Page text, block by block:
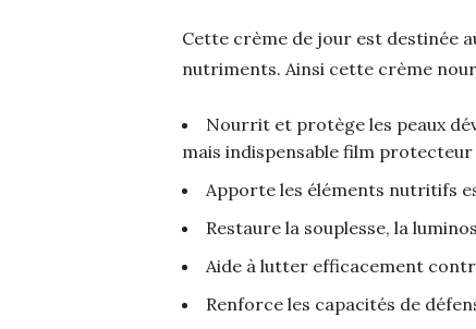
Cette crème de jour est destinée
nutriments. Ainsi cette crème
Nourrit et protège les peaux
mais indispensable film protecteur
Apporte les éléments nutritifs
Restaure la souplesse, la
Aide à lutter efficacement
Renforce les capacités de